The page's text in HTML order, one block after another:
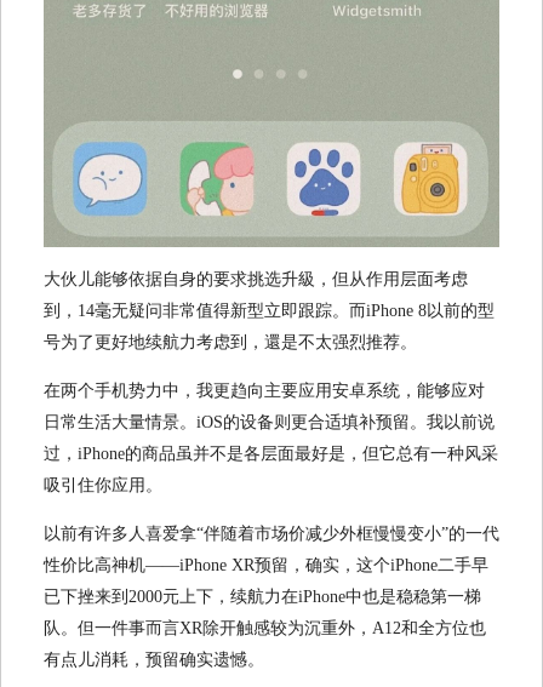
大伙儿能够依据自身的要求挑选升級，但从作用层面考虑
到，14毫无疑问非常值得新型立即跟踪。而iPhone 8以前的型
号为了更好地续航力考虑到，還是不太强烈推荐。
在两个手机势力中，我更趋向主要应用安卓系统，能够应对
日常生活大量情景。iOS的设备则更合适填补预留。我以前说
过，iPhone的商品虽并不是各层面最好是，但它总有一种风采
吸引住你应用。
以前有许多人喜爱拿“伴随着市场价减少外框慢慢变小”的一代
性价比高神机——iPhone XR预留，确实，这个iPhone二手早
已下挫来到2000元上下，续航力在iPhone中也是稳稳第一梯
队。但一件事而言XR除开触感较为沉重外，A12和全方位也
有点儿消耗，预留确实遗憾。